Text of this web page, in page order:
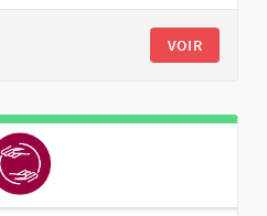
VOIR